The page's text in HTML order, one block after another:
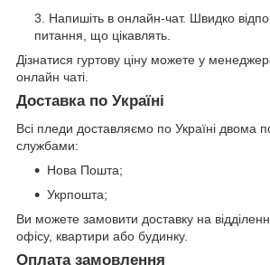
Напишіть в онлайн-чат. Швидко
питання, що цікавлять.
Дізнатися гуртову ціну можете у
онлайн чаті.
Доставка по Україні
Всі пледи доставляємо по Україні двома
службами:
Нова Пошта;
Укрпошта;
Ви можете замовити доставку на
офісу, квартири або будинку.
Оплата замовлення